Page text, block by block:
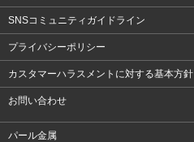
SNSコミュニティガイドライン
プライバシーポリシー
カスタマーハラスメントに対する基本方針
お問い合わせ
パール金属